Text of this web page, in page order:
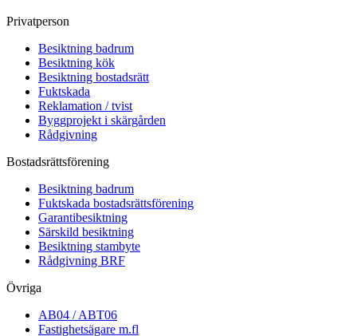
Privatperson
Besiktning badrum
Besiktning kök
Besiktning bostadsrätt
Fuktskada
Reklamation / tvist
Byggprojekt i skärgården
Rådgivning
Bostadsrättsförening
Besiktning badrum
Fuktskada bostadsrättsförening
Garantibesiktning
Särskild besiktning
Besiktning stambyte
Rådgivning BRF
Övriga
AB04 / ABT06
Fastighetsägare m.fl